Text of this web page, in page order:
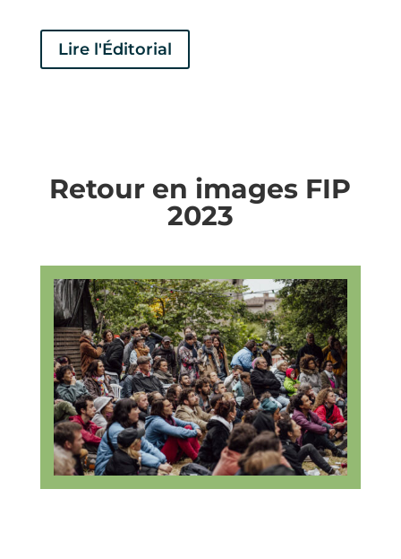
Lire l'Éditorial
Retour en images FIP
2023